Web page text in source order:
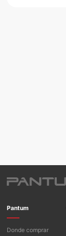
Pantum
Donde comprar